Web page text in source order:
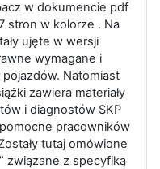
w dokumencie pdf
stron w kolorze . Na
ujęte w wersji
wymagane i
Natomiast
zawiera materiały
i diagnostów SKP
pracowników
tutaj omówione
związane z specyfiką